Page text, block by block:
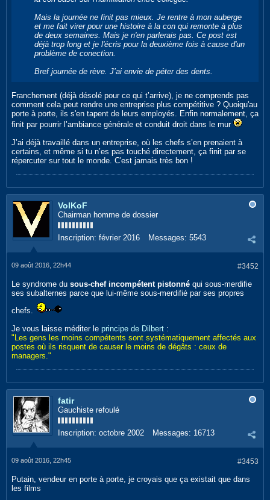
Mais la journée ne finit pas mieux. Je rentre à mon auberge
et me fait virer pour une histoire à la con qui remonte à plus
de deux semaines. Mais je n'en parlerais pas. Ce post est
déjà trop long et je l'écris pour la deuxième fois à cause d'un
problème de conection.
Bref journée de rève. J’ai envie de péter des dents.
Franchement (déjà désolé pour ce qui t’arrive), je ne comprends pas
comment cela peut rendre une entreprise plus compétitive ? Quoiqu'au
porte à porte, ils s'en tapent de leurs employés. Enfin normalement, ça
finit par pourrir l’ambiance générale et conduit droit dans le mur
J’ai déjà travaillé dans un entreprise, où les chefs s’en prenaient à
certains, et même si tu n’es pas touché directement, ça finit par se
répercuter sur tout le monde. C'est jamais très bon !
VolKoF
Chairman homme de dossier
Inscription: février 2016 Messages: 5543
#3452
09 août 2016, 22h44
Le syndrome du sous-chef incompétent pistonné qui sous-merdifie
ses subalternes parce que lui-même sous-merdifié par ses propres
chefs.
Je vous laisse méditer le principe de Dilbert :
"Les gens les moins compétents sont systématiquement affectés aux
postes où ils risquent de causer le moins de dégâts : ceux de
managers."
fatir
Gauchiste refoulé
Inscription: octobre 2002 Messages: 16713
#3453
09 août 2016, 22h45
Putain, vendeur en porte à porte, je croyais que ça existait que dans
les films